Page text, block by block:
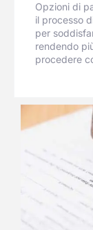
Opzioni di
il processo
per
rendendo
procedere